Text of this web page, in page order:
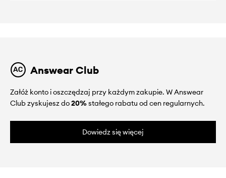
Answear Club
Załóż konto i oszczędzaj przy każdym zakupie. W Answear
Club zyskujesz do20%stałego rabatu od cen regularnych.
Dowiedz się więcej